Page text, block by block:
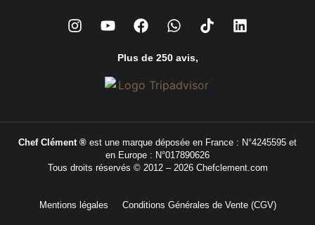
Plus de 250 avis,
Chef Clément ® est une marque déposée en France : N°4245595 et
en Europe : N°017890626
Tous droits réservés © 2012 – 2026 Chefclement.com
Mentions légales Conditions Générales de Vente (CGV)